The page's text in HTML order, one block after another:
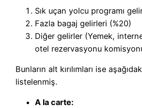
Sık uçan yolcu programı
Fazla bagaj gelirleri (%20)
Diğer gelirler (Yemek,
otel rezervasyonu
Bunların alt kırılımları ise
listelenmiş.
A la carte: